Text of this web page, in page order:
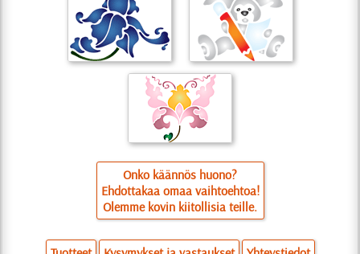
Onko käännös huono?
Ehdottakaa omaa vaihtoehtoa!
Olemme kovin kiitollisia teille.